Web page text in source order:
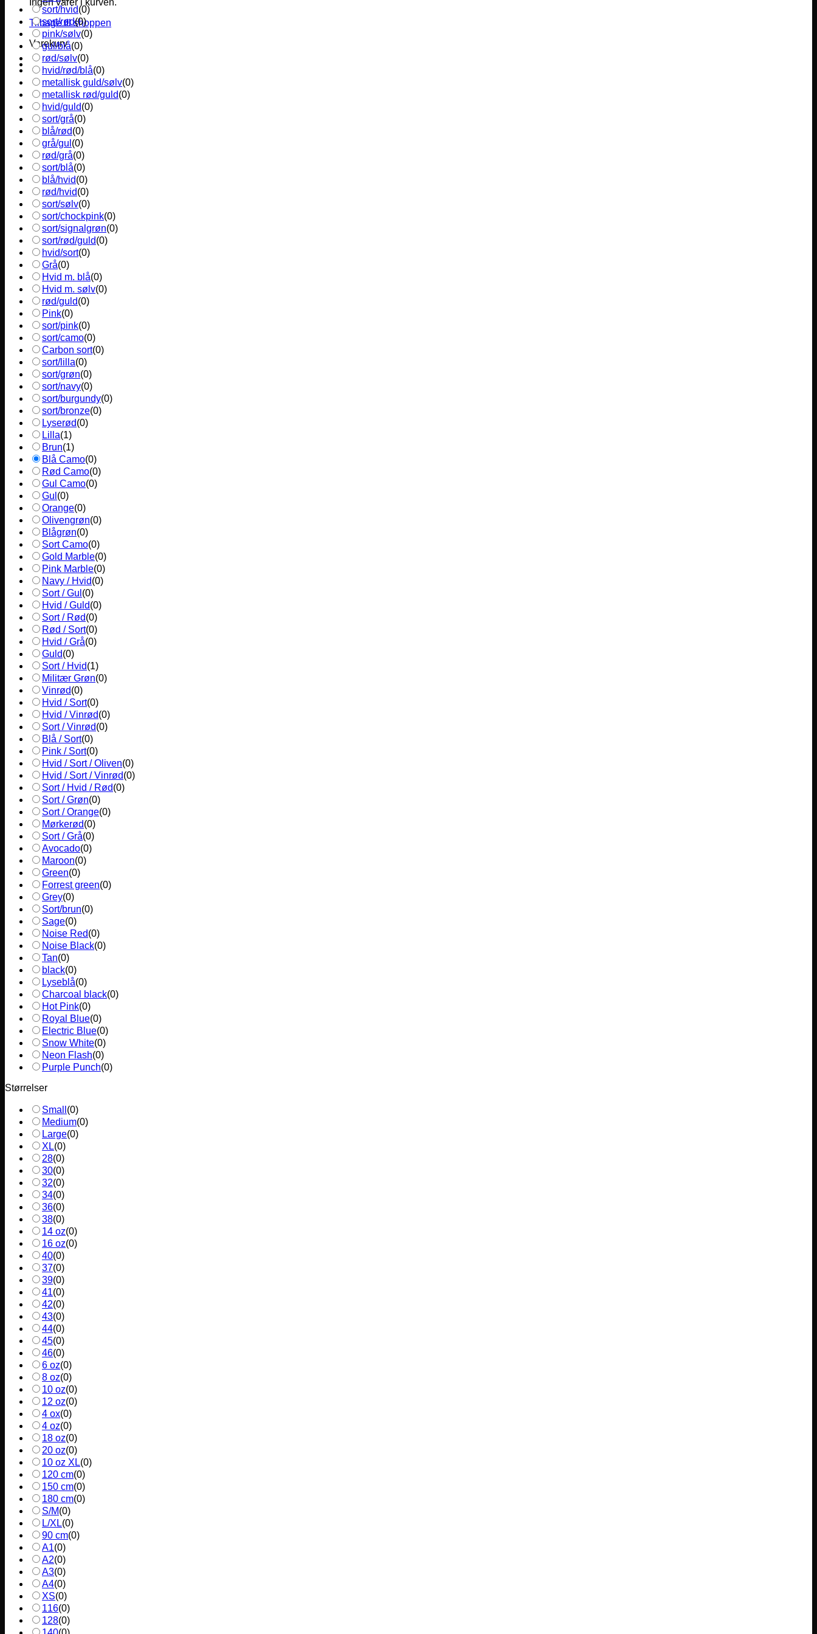
Ingen varer i kurven.
Tilbage til shoppen
Varekurv
sort/hvid(0)
sort/rød(0)
pink/sølv(0)
gul/blå(0)
rød/sølv(0)
hvid/rød/blå(0)
metallisk guld/sølv(0)
metallisk rød/guld(0)
hvid/guld(0)
sort/grå(0)
blå/rød(0)
grå/gul (0)
rød/grå(0)
sort/blå(0)
blå/hvid(0)
rød/hvid(0)
sort/sølv(0)
sort/chockpink(0)
sort/signalgrøn(0)
sort/rød/guld(0)
hvid/sort(0)
Grå(0)
Hvid m. blå(0)
Hvid m. sølv(0)
rød/guld(0)
Pink(0)
sort/pink(0)
sort/camo(0)
Carbon sort(0)
sort/lilla(0)
sort/grøn(0)
sort/navy(0)
sort/burgundy(0)
sort/bronze(0)
Lyserød(0)
Lilla(1)
Brun(1)
Blå Camo(0)
Rød Camo(0)
Gul Camo(0)
Gul (0)
Orange(0)
Olivengrøn(0)
Blågrøn(0)
Sort Camo(0)
Gold Marble(0)
Pink Marble(0)
Navy / Hvid(0)
Sort / Gul (0)
Hvid / Guld(0)
Sort / Rød(0)
Rød / Sort(0)
Hvid / Grå(0)
Guld(0)
Sort / Hvid(1)
Militær Grøn(0)
Vinrød(0)
Hvid / Sort(0)
Hvid / Vinrød(0)
Sort / Vinrød(0)
Blå / Sort(0)
Pink / Sort(0)
Hvid / Sort / Oliven(0)
Hvid / Sort / Vinrød(0)
Sort / Hvid / Rød(0)
Sort / Grøn(0)
Sort / Orange(0)
Mørkerød(0)
Sort / Grå(0)
Avocado(0)
Maroon(0)
Green(0)
Forrest green(0)
Grey(0)
Sort/brun(0)
Sage(0)
Noise Red(0)
Noise Black(0)
Tan(0)
black(0)
Lyseblå(0)
Charcoal black(0)
Hot Pink(0)
Royal Blue(0)
Electric Blue(0)
Snow White(0)
Neon Flash(0)
Purple Punch(0)
Størrelser
Small (0)
Medium(0)
Large(0)
XL(0)
28(0)
30(0)
32(0)
34(0)
36(0)
38(0)
14 oz(0)
16 oz(0)
40(0)
37(0)
39(0)
41(0)
42(0)
43(0)
44(0)
45(0)
46(0)
6 oz(0)
8 oz(0)
10 oz(0)
12 oz(0)
4 ox(0)
4 oz(0)
18 oz(0)
20 oz(0)
10 oz XL(0)
120 cm(0)
150 cm(0)
180 cm(0)
S/M(0)
L/XL(0)
90 cm(0)
A1(0)
A2(0)
A3(0)
A4(0)
XS(0)
116(0)
128(0)